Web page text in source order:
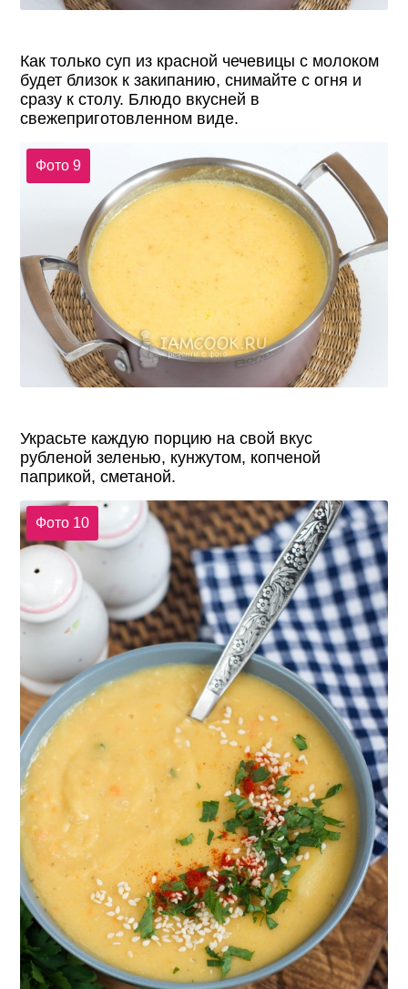
Как только суп из красной чечевицы с молоком
будет близок к закипанию, снимайте с огня и
сразу к столу. Блюдо вкусней в
свежеприготовленном виде.
Фото 9
Украсьте каждую порцию на свой вкус
рубленой зеленью, кунжутом, копченой
паприкой, сметаной.
Фото 10